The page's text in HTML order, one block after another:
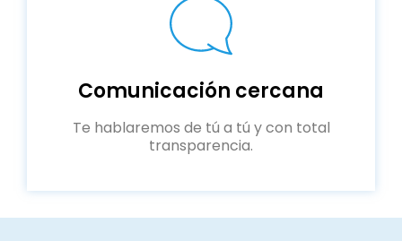
Comunicación cercana
Te hablaremos de tú a tú y con total
transparencia.